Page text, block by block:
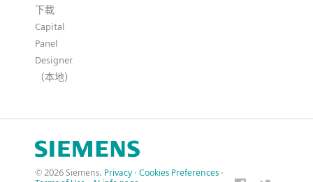
下載
Capital
Panel
Designer
（本地）
© 2026 Siemens. Privacy · Cookies Preferences ·